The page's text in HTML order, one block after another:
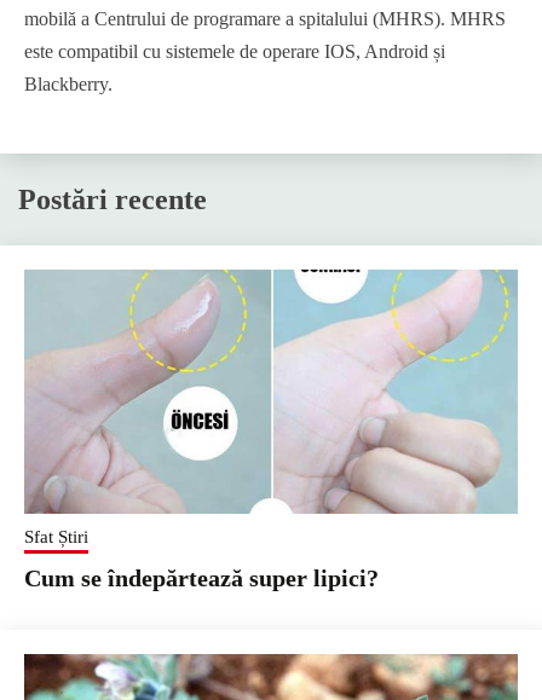
mobilă a Centrului de programare a spitalului (MHRS). MHRS
este compatibil cu sistemele de operare IOS, Android și
Blackberry.
Postări recente
Sfat Știri
Cum se îndepărtează super lipici?